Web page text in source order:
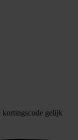
kortingscode gelijk